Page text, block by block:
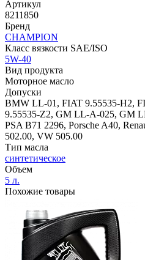
Артикул
8211850
Бренд
CHAMPION
Класс вязкости SAE/ISO
5W-40
Вид продукта
Моторное масло
Допуски
BMW LL-01, FIAT 9.55535-H2,
9.55535-Z2, GM LL-A-025, GM
PSA B71 2296, Porsche A40,
502.00, VW 505.00
Тип масла
синтетическое
Объем
5 л.
Похожие товары